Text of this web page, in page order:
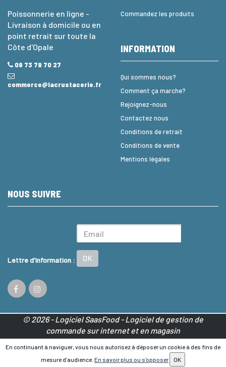
Poissonnerie en ligne -
Livraison à domicile ou en
point retrait sur toute la
Côte d'Opale
09 73 79 70 27
commerce@lacrustacerie.fr
Commandez les produits
INFORMATION
Qui sommes nous?
Comment ça marche?
Rejoignez-nous
Contactez nous
Conditions de retrait
Conditions de vente
Mentions légales
NOUS SUIVRE
Lettre d'information : OK
© 2026 - LogicielSaasFood - Logiciel de gestion de
commande sur internet et en magasin
La vente d’alcool est strictement interdite aux mineurs.
L’abus d’alcool est dangereux pour la santé. A consommer
avec modération.
En continuant à naviguer, vous nous autorisez à déposer un cookie à des fins de
mesure d'audience. En savoir plus ou s'opposer OK